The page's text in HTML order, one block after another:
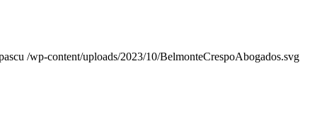
/wp-content/uploads/2023/10/BelmonteCrespoAbogados.svg